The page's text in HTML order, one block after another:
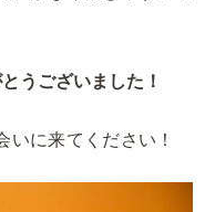
うございました！
に来てください！